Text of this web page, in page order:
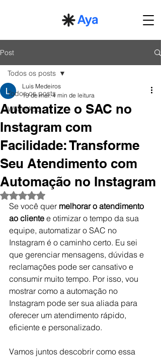
Post
Todos os posts
WhatsApp
Todos os posts
Automatize o SAC no
Instagram com
Facilidade: Transforme
Seu Atendimento com
Automação no Instagram
Luis Medeiros
19 de mai. 4 min de leitura
Avaliado com NaN de 5 estrelas.
Se você quer melhorar o atendimento
ao cliente e otimizar o tempo da sua
equipe, automatizar o SAC no
Instagram é o caminho certo. Eu sei
que gerenciar mensagens, dúvidas e
reclamações pode ser cansativo e
consumir muito tempo. Por isso, vou
mostrar como a automação no
Instagram pode ser sua aliada para
oferecer um atendimento rápido,
eficiente e personalizado.
Vamos juntos descobrir como essa